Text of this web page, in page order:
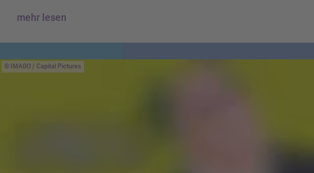
mehr lesen
IMAGO / Capital Pictures